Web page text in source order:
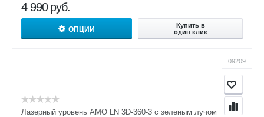
4 990 руб.
ОПЦИИ
Купить в
один клик
09209
Лазерный уровень AMO LN 3D-360-3 с зеленым лучом